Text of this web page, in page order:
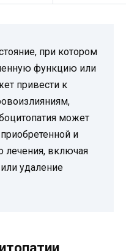
при котором
функцию или
привести к
может
и
лечения, включая
удаление